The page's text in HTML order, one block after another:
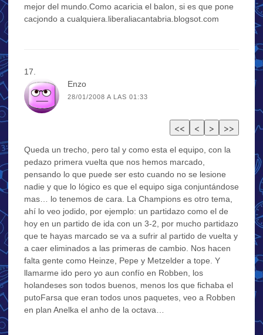
mejor del mundo.Como acaricia el balon, si es que pone
cacjondo a cualquiera.liberaliacantabria.blogsot.com
Enzo
28/01/2008 A LAS 01:33
Queda un trecho, pero tal y como esta el equipo, con la
pedazo primera vuelta que nos hemos marcado,
pensando lo que puede ser esto cuando no se lesione
nadie y que lo lógico es que el equipo siga conjuntándose
mas… lo tenemos de cara. La Champions es otro tema,
ahí lo veo jodido, por ejemplo: un partidazo como el de
hoy en un partido de ida con un 3-2, por mucho partidazo
que te hayas marcado se va a sufrir al partido de vuelta y
a caer eliminados a las primeras de cambio. Nos hacen
falta gente como Heinze, Pepe y Metzelder a tope. Y
llamarme ido pero yo aun confío en Robben, los
holandeses son todos buenos, menos los que fichaba el
putoFarsa que eran todos unos paquetes, veo a Robben
en plan Anelka el anho de la octava…